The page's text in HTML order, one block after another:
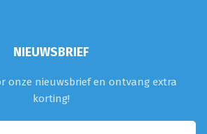
NIEUWSBRIEF
onze nieuwsbrief en ontvang extra
korting!